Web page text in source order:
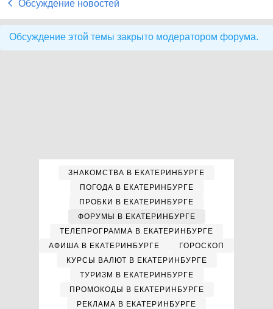
Обсуждение новостей
Обсуждение этой темы закрыто модератором форума.
ЗНАКОМСТВА В ЕКАТЕРИНБУРГЕ
ПОГОДА В ЕКАТЕРИНБУРГЕ
ПРОБКИ В ЕКАТЕРИНБУРГЕ
ФОРУМЫ В ЕКАТЕРИНБУРГЕ
ТЕЛЕПРОГРАММА В ЕКАТЕРИНБУРГЕ
АФИША В ЕКАТЕРИНБУРГЕ
ГОРОСКОП
КУРСЫ ВАЛЮТ В ЕКАТЕРИНБУРГЕ
ТУРИЗМ В ЕКАТЕРИНБУРГЕ
ПРОМОКОДЫ В ЕКАТЕРИНБУРГЕ
РЕКЛАМА В ЕКАТЕРИНБУРГЕ